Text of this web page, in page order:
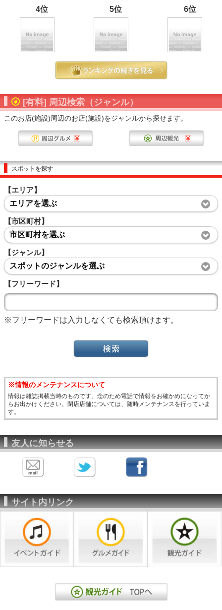
4位 5位 6位
[有料] 周辺検索（ジャンル）
このお店(施設)周辺のお店(施設)をジャンルから探せます。
スポットを探す
【エリア】
エリアを選ぶ
【市区町村】
市区町村を選ぶ
【ジャンル】
スポットのジャンルを選ぶ
【フリーワード】
※フリーワードは入力しなくても検索頂けます。
※情報のメンテナンスについて
情報は雑誌掲載当時のものです。念のため電話で情報をお確かめになってか
らお出かけください。閉店店舗については、随時メンテナンスを行っていま
す。
友人に知らせる
サイト内リンク